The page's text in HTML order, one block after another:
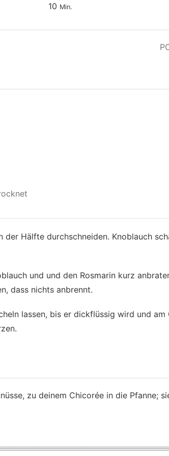
10 M
n
Min.
Hälfte durchschneiden. Knoblauch
und und den Rosmarin kurz
dass nichts anbrennt.
lassen, bis er dickflüssig wird und
zu deinem Chicorée in die Pfanne;